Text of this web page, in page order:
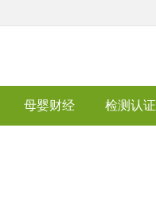
母婴财经 检测认证